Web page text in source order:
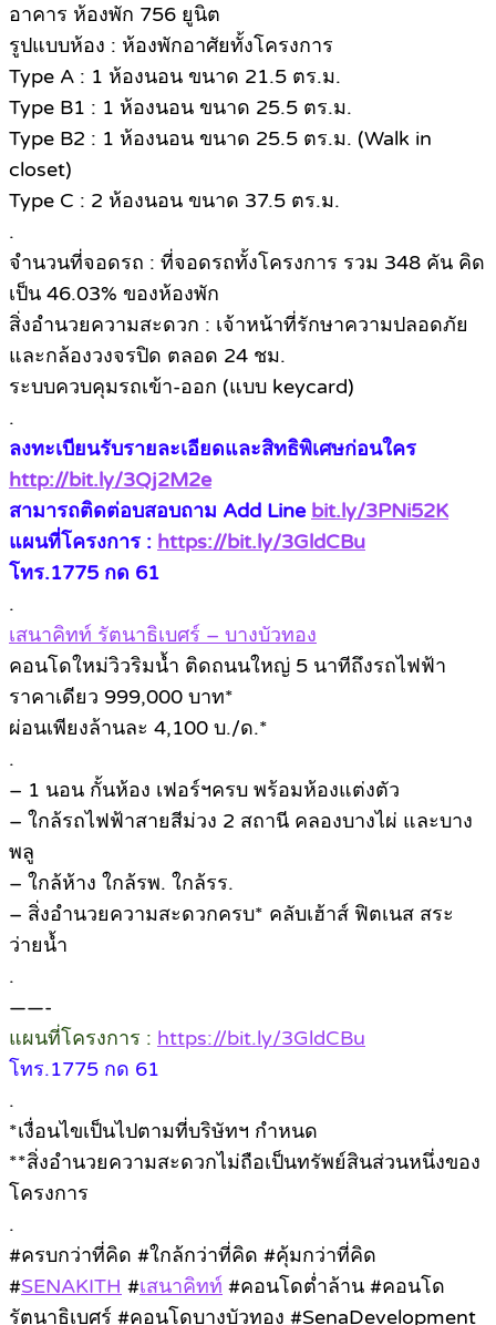
อาคาร ห้องพัก 756 ยูนิต
รูปแบบห้อง : ห้องพักอาศัยทั้งโครงการ
Type A : 1 ห้องนอน ขนาด 21.5 ตร.ม.
Type B1 : 1 ห้องนอน ขนาด 25.5 ตร.ม.
Type B2 : 1 ห้องนอน ขนาด 25.5 ตร.ม. (Walk in
closet)
Type C : 2 ห้องนอน ขนาด 37.5 ตร.ม.
.
จำนวนที่จอดรถ : ที่จอดรถทั้งโครงการ รวม 348 คัน คิด
เป็น 46.03% ของห้องพัก
สิ่งอำนวยความสะดวก : เจ้าหน้าที่รักษาความปลอดภัย
และกล้องวงจรปิด ตลอด 24 ชม.
ระบบควบคุมรถเข้า-ออก (แบบ keycard)
.
ลงทะเบียนรับรายละเอียดและสิทธิพิเศษก่อนใคร
http://bit.ly/3Qj2M2e
สามารถติดต่อบสอบถาม Add Line bit.ly/3PNi52K
แผนที่โครงการ : https://bit.ly/3GldCBu
โทร.1775 กด 61
.
เสนาคิทท์ รัตนาธิเบศร์ – บางบัวทอง
คอนโดใหม่วิวริมน้ำ ติดถนนใหญ่ 5 นาทีถึงรถไฟฟ้า
ราคาเดียว 999,000 บาท*
ผ่อนเพียงล้านละ 4,100 บ./ด.*
.
– 1 นอน กั้นห้อง เฟอร์ฯครบ พร้อมห้องแต่งตัว
– ใกล้รถไฟฟ้าสายสีม่วง 2 สถานี คลองบางไผ่ และบาง
พลู
– ใกล้ห้าง ใกล้รพ. ใกล้รร.
– สิ่งอำนวยความสะดวกครบ* คลับเฮ้าส์ ฟิตเนส สระ
ว่ายน้ำ
.
——-
แผนที่โครงการ : https://bit.ly/3GldCBu
โทร.1775 กด 61
.
*เงื่อนไขเป็นไปตามที่บริษัทฯ กำหนด
**สิ่งอำนวยความสะดวกไม่ถือเป็นทรัพย์สินส่วนหนึ่งของ
โครงการ
.
#ครบกว่าที่คิด #ใกล้กว่าที่คิด #คุ้มกว่าที่คิด
#SENAKITH #เสนาคิทท์ #คอนโดต่ำล้าน #คอนโด
รัตนาธิเบศร์ #คอนโดบางบัวทอง #SenaDevelopment